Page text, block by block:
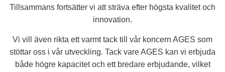
Tillsammans fortsätter vi att sträva efter högsta kvalitet och
innovation.
Vi vill även rikta ett varmt tack till vår koncern AGES som
stöttar oss i vår utveckling. Tack vare AGES kan vi erbjuda
både högre kapacitet och ett bredare erbjudande, vilket